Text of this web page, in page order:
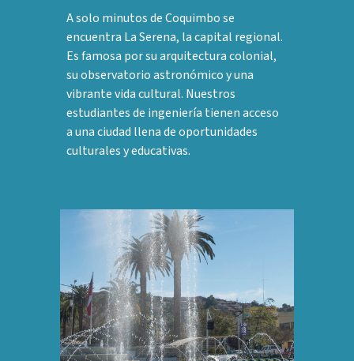
A solo minutos de Coquimbo se
encuentra La Serena, la capital regional.
Es famosa por su arquitectura colonial,
su observatorio astronómico y una
vibrante vida cultural. Nuestros
estudiantes de ingeniería tienen acceso
a una ciudad llena de oportunidades
culturales y educativas.